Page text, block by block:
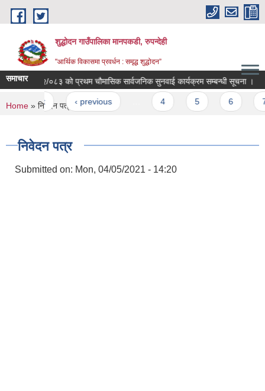
Skip to main content
शुद्धोदन गाउँपालिका मानपकडी, रुपन्देही
"आर्थिक विकासमा प्रवर्धन : समृद्ध शुद्धोदन”
समाचार
२०८२/०८३ को प्रथम चौमासिक सार्वजनिक सुनवाई कार्यक्रम सम्बन्धी सूचना ।
« first ‹ previous
You are here
Home » निवेदन पत्र
निवेदन पत्र
Submitted on: Mon, 04/05/2021 - 14:20